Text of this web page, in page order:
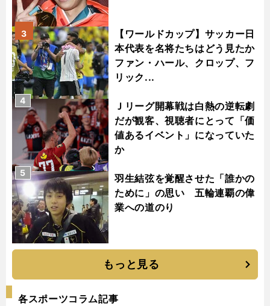
【ワールドカップ】サッカー日
本代表を名将たちはどう見たか
ファン・ハール、クロップ、フ
リック...
3
Ｊリーグ開幕戦は白熱の逆転劇
だが観客、視聴者にとって「価
値あるイベント」になっていた
か
4
羽生結弦を覚醒させた「誰かの
ために」の思い 五輪連覇の偉
業への道のり
5
もっと見る
各スポーツコラム記事